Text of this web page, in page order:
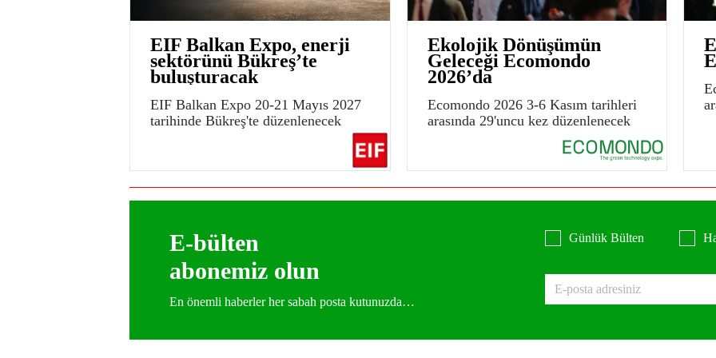
EIF Balkan Expo, enerji
sektörünü Bükreş’te
buluşturacak
EIF Balkan Expo 20-21 Mayıs 2027
tarihinde Bükreş'te düzenlenecek
Ekolojik Dönüşümün
Geleceği Ecomondo
2026’da
Ecomondo 2026 3-6 Kasım tarihleri
arasında 29'uncu kez düzenlenecek
E-bülten
abonemiz olun
En önemli haberler her sabah posta kutunuzda…
Günlük Bülten